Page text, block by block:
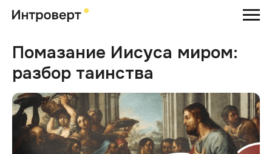
Помазание Иисуса миром:
разбор таинства